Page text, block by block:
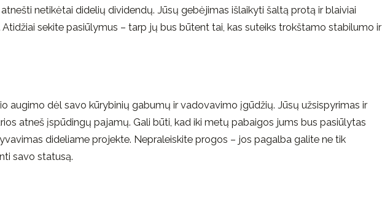
netikėtai didelių dividendų. Jūsų gebėjimas išlaikyti šaltą protą ir blaiviai
sekite pasiūlymus – tarp jų bus būtent tai, kas suteiks trokštamo stabilumo ir
augimo dėl savo kūrybinių gabumų ir vadovavimo įgūdžių. Jūsų užsispyrimas ir
atneš įspūdingų pajamų. Gali būti, kad iki metų pabaigos jums bus pasiūlytas
dideliame projekte. Nepraleiskite progos – jos pagalba galite ne tik
savo statusą.